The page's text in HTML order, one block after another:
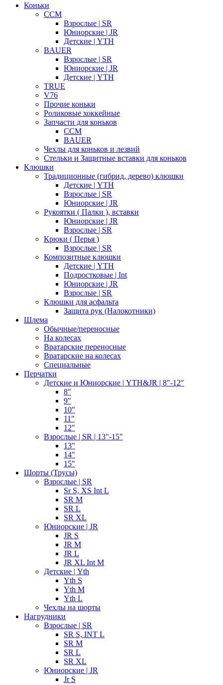
Коньки
CCM
Взрослые | SR
Юниорские | JR
Детские | YTH
BAUER
Взрослые | SR
Юниорские | JR
Детские | YTH
TRUE
V76
Прочие коньки
Роликовые хоккейные
Запчасти для коньков
CCM
BAUER
Чехлы для коньков и лезвий
Стельки и Защитные вставки для коньков
Клюшки
Традиционные (гибрид, дерево) клюшки
Детские | YTH
Взрослые | SR
Юниорские | JR
Рукоятки ( Палки ), вставки
Юниорские | JR
Взрослые | SR
Крюки ( Перья )
Взрослые | SR
Композитные клюшки
Детские | YTH
Подростковые | Int
Юниорские | JR
Взрослые | SR
Клюшки для асфальта
Защита рук (Налокотники)
Шлема
Обычные/переносные
На колесах
Вратарские переносные
Вратарские на колесах
Специальные
Перчатки
Детские и Юниорские | YTH&JR | 8"-12"
8"
9"
10"
11"
12"
Взрослые | SR | 13"-15"
13"
14"
15"
Шорты (Трусы)
Взрослые | SR
Sr S, XS Int L
SR M
SR L
SR XL
Юниорские | JR
JR S
JR M
JR L
JR XL Int M
Детские | Yth
Yth S
Yth M
Yth L
Чехлы на шорты
Нагрудники
Взрослые | SR
SR S, INT L
SR M
SR L
SR XL
Юниорские | JR
Jr S